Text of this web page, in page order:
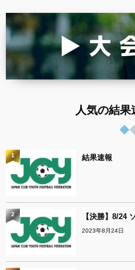
人気の結果
結果速報
1
【決勝】8/24
2023年8月24日
2